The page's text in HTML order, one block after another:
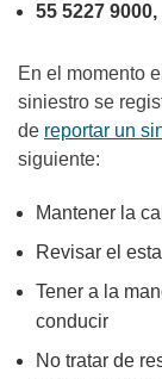
55 5227
En el momento
siniestro se
de reportar un
siguiente:
Mantener la
Revisar el
Tener a la
conducir
No tratar de